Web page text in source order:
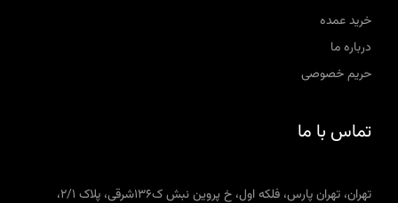
خرید عمده
درباره ما
حریم خصوصی
تماس با ما
تهران، تهران پارس، فلکه اول، خ پروین نبش ک136شرقی، پلاک 2/1،